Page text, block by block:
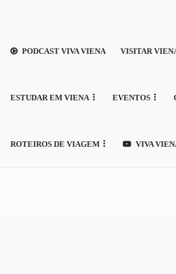
PODCAST VIVA VIENA VISITAR
ESTUDAR EM VIENA EVENTOS
ROTEIROS DE VIAGEM VIVA